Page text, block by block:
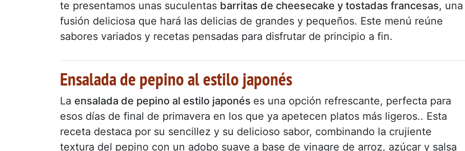
te presentamos unas suculentas barritas de cheesecake y tostadas francesas, una
fusión deliciosa que hará las delicias de grandes y pequeños. Este menú reúne
sabores variados y recetas pensadas para disfrutar de principio a fin.
Ensalada de pepino al estilo japonés
La ensalada de pepino al estilo japonés es una opción refrescante, perfecta para
esos días de final de primavera en los que ya apetecen platos más ligeros.. Esta
receta destaca por su sencillez y su delicioso sabor, combinando la crujiente
textura del pepino con un adobo suave a base de vinagre de arroz, azúcar y salsa